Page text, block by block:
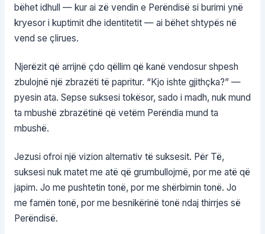
bëhet idhull — kur ai zë vendin e Perëndisë si burimi ynë
kryesor i kuptimit dhe identitetit — ai bëhet shtypës në
vend se çlirues.
Njerëzit që arrijnë çdo qëllim që kanë vendosur shpesh
zbulojnë një zbrazëti të papritur. “Kjo ishte gjithçka?” —
pyesin ata. Sepse suksesi tokësor, sado i madh, nuk mund
ta mbushë zbrazëtinë që vetëm Perëndia mund ta
mbushë.
Jezusi ofroi një vizion alternativ të suksesit. Për Të,
suksesi nuk matet me atë që grumbullojmë, por me atë që
japim. Jo me pushtetin tonë, por me shërbimin tonë. Jo
me famën tonë, por me besnikërinë tonë ndaj thirrjes së
Perëndisë.